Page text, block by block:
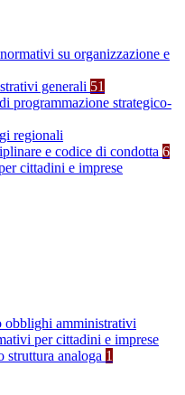
su organizzazione e
generali 51
programmazione strategico-
regionali
e codice di condotta 6
cittadini e imprese
obblighi amministrativi
per cittadini e imprese
analoga 1